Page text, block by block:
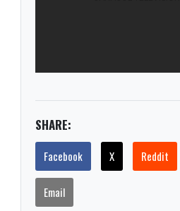
SHARE:
Facebook X Reddit
Email